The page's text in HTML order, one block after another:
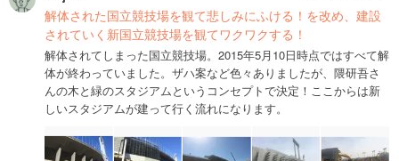
解体された国立競技場を観て悲しみにふける！を改め、建設
されていく新国立競技場を観てワクワクする！
解体されてしまった国立競技場。2015年5月10日時点ではすべて解
体が終わっていました。ザハ案など色々ありましたが、隈研吾さ
んの木と緑のスタジアムというコンセプトで決定！ここからは新
しいスタジアムが建って行く流れになります。